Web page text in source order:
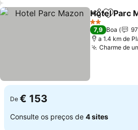
Partilhar
Hotel Parc
2 Estrelas
7,9 Boa
a 1.4 km de
Charme de
De € 153
Consulte os preços de 4 sites